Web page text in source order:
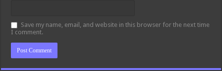
Save my name, email, and website in this browser for the next time
I comment.